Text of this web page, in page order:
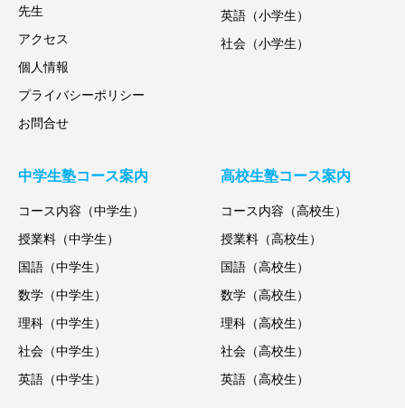
先生
アクセス
個人情報
プライバシーポリシー
お問合せ
英語（小学生）
社会（小学生）
中学生塾コース案内
コース内容（中学生）
授業料（中学生）
国語（中学生）
数学（中学生）
理科（中学生）
社会（中学生）
英語（中学生）
高校生塾コース案内
コース内容（高校生）
授業料（高校生）
国語（高校生）
数学（高校生）
理科（高校生）
社会（高校生）
英語（高校生）